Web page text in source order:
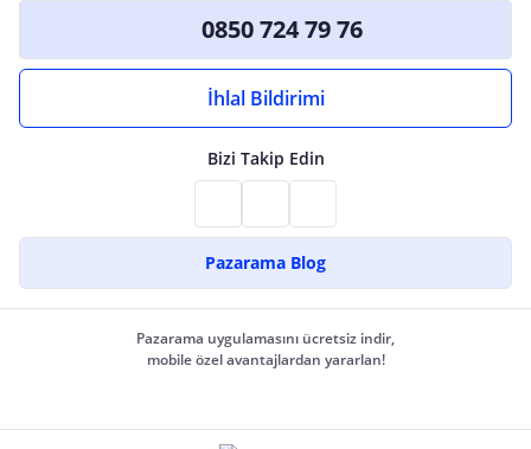
0850 724 79 76
İhlal Bildirimi
Bizi Takip Edin
Pazarama Blog
Pazarama uygulamasını ücretsiz indir,
mobile özel avantajlardan yararlan!